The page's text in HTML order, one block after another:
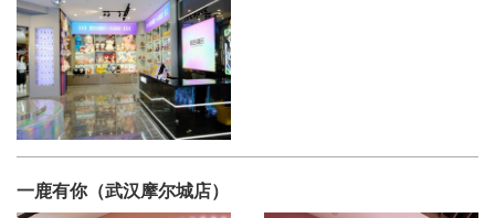
一鹿有你（武汉摩尔城店）